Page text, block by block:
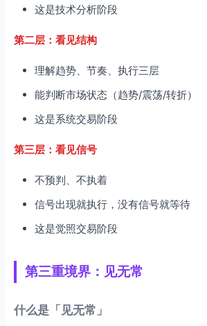
这是技术分析阶段
第二层：看见结构
理解趋势、节奏、执行三层
能判断市场状态（趋势/震荡/转折）
这是系统交易阶段
第三层：看见信号
不预判、不执着
信号出现就执行，没有信号就等待
这是觉照交易阶段
第三重境界：见无常
什么是「见无常」